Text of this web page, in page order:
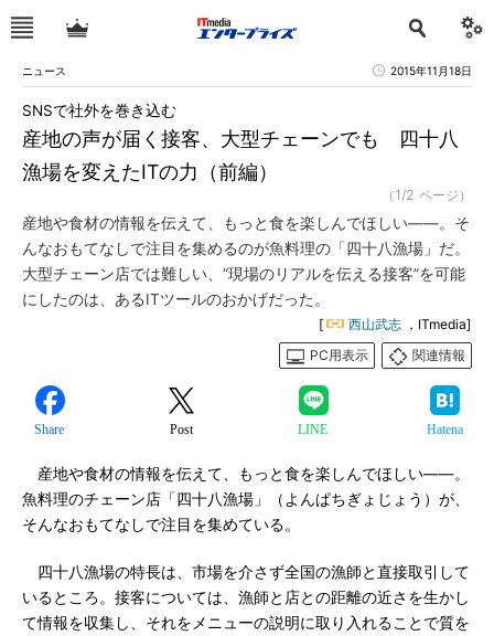
ニュース 2015年11月18日
産地の声が届く接客、大型チェーンでも 四十八
漁場を変えたITの力（前編）
SNSで社外を巻き込む
（1/2 ページ）
産地や食材の情報を伝えて、もっと食を楽しんでほしい――。そ
んなおもてなしで注目を集めるのが魚料理の「四十八漁場」だ。
大型チェーン店では難しい、“現場のリアルを伝える接客”を可能
にしたのは、あるITツールのおかげだった。
[ 西山武志 ，ITmedia]
PC用表示
関連情報
Share Post LINE Hatena
産地や食材の情報を伝えて、もっと食を楽しんでほしい――。
魚料理のチェーン店「四十八漁場」（よんぱちぎょじょう）が、
そんなおもてなしで注目を集めている。
四十八漁場の特長は、市場を介さず全国の漁師と直接取引して
いるところ。接客については、漁師と店との距離の近さを生かし
て情報を収集し、それをメニューの説明に取り入れることで質を